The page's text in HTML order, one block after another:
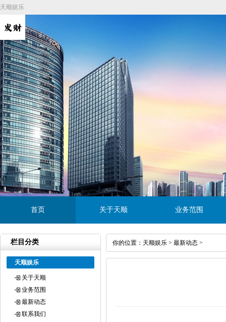
天顺娱乐
首页 关于天顺 业务范围
栏目分类
天顺娱乐
关于天顺
业务范围
最新动态
联系我们
你的位置： 天顺娱乐 > 最新动态 >